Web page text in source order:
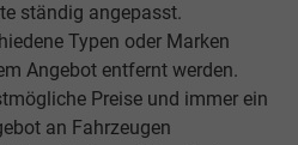
ständig angepasst.
Typen oder Marken
Angebot entfernt werden.
Preise und immer ein
an Fahrzeugen